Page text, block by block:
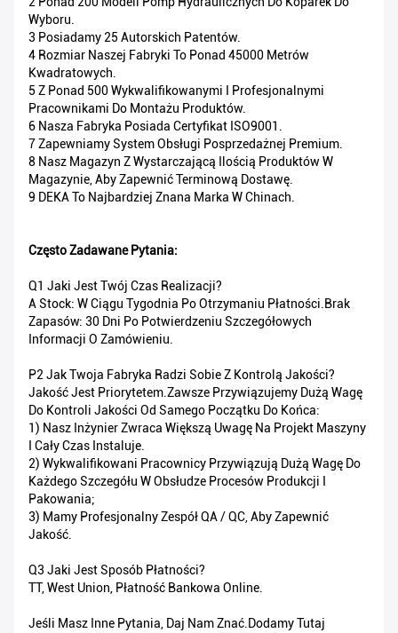
Wyboru.
3 Posiadamy 25 Autorskich Patentów.
4 Rozmiar Naszej Fabryki To Ponad 45000 Metrów
Kwadratowych.
5 Z Ponad 500 Wykwalifikowanymi I Profesjonalnymi
Pracownikami Do Montażu Produktów.
6 Nasza Fabryka Posiada Certyfikat ISO9001.
7 Zapewniamy System Obsługi Posprzedażnej Premium.
8 Nasz Magazyn Z Wystarczającą Ilością Produktów W
Magazynie, Aby Zapewnić Terminową Dostawę.
9 DEKA To Najbardziej Znana Marka W Chinach.
Często Zadawane Pytania:
Q1 Jaki Jest Twój Czas Realizacji?
A Stock: W Ciągu Tygodnia Po Otrzymaniu Płatności.Brak
Zapasów: 30 Dni Po Potwierdzeniu Szczegółowych
Informacji O Zamówieniu.
P2 Jak Twoja Fabryka Radzi Sobie Z Kontrolą Jakości?
Jakość Jest Priorytetem.Zawsze Przywiązujemy Dużą Wagę
Do Kontroli Jakości Od Samego Początku Do Końca:
1) Nasz Inżynier Zwraca Większą Uwagę Na Projekt Maszyny
I Cały Czas Instaluje.
2) Wykwalifikowani Pracownicy Przywiązują Dużą Wagę Do
Każdego Szczegółu W Obsłudze Procesów Produkcji I
Pakowania;
3) Mamy Profesjonalny Zespół QA / QC, Aby Zapewnić
Jakość.
Q3 Jaki Jest Sposób Płatności?
TT, West Union, Płatność Bankowa Online.
Jeśli Masz Inne Pytania, Daj Nam Znać.Dodamy Tutaj